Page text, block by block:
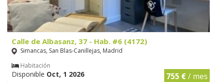
Calle de Albasanz, 37 - Hab. #6 (4172)
Simancas, San Blas-Canillejas, Madrid
Habitación
Disponible Oct, 1 2026 755 €/ mes